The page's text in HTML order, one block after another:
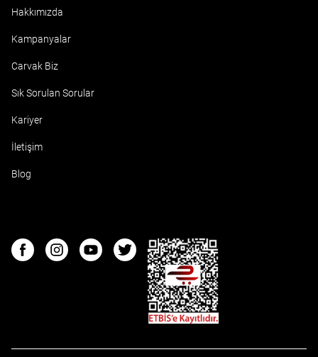
Hakkımızda
Kampanyalar
Carvak Biz
Sık Sorulan Sorular
Kariyer
İletişim
Blog
FacebookInstagramYoutubeTwitter
ETBIS